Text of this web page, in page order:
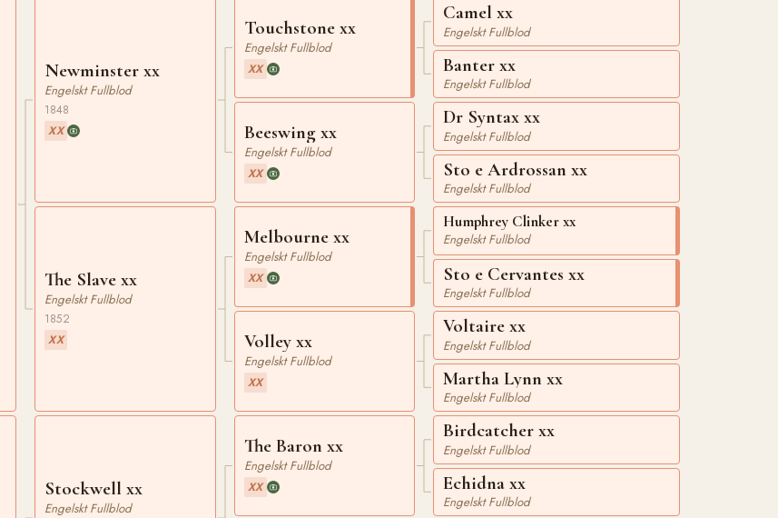
Newminster xx
Engelskt Fullblod
1848
XX
The Slave xx
Engelskt Fullblod
1852
XX
Stockwell xx
Engelskt Fullblod
Touchstone xx
Engelskt Fullblod
XX
Beeswing xx
Engelskt Fullblod
XX
Melbourne xx
Engelskt Fullblod
XX
Volley xx
Engelskt Fullblod
XX
The Baron xx
Engelskt Fullblod
XX
Camel xx
Engelskt Fullblod
Banter xx
Engelskt Fullblod
Dr Syntax xx
Engelskt Fullblod
Sto e Ardrossan xx
Engelskt Fullblod
Humphrey Clinker xx
Engelskt Fullblod
Sto e Cervantes xx
Engelskt Fullblod
Voltaire xx
Engelskt Fullblod
Martha Lynn xx
Engelskt Fullblod
Birdcatcher xx
Engelskt Fullblod
Echidna xx
Engelskt Fullblod